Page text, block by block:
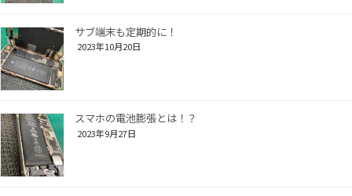
サブ端末も定期的に！
2023年10月20日
スマホの電池膨張とは！？
2023年9月27日